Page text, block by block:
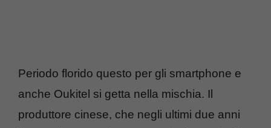
Periodo florido questo per gli smartphone e
anche Oukitel si getta nella mischia. Il
produttore cinese, che negli ultimi due anni